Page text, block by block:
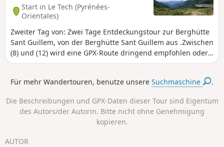
Start in Le Tech (Pyrénées-
Orientales)
Zweiter Tag von: Zwei Tage Entdeckungstour zur Berghütte
Sant Guillem, von der Berghütte Sant Guillem aus .Zwischen
(8) und (12) wird eine GPX-Route dringend empfohlen oder
ein sehr guter Orientierungssinn, trotz sehr guter
2023.Coll de Serre Vernet über einen wunderschönen, sehr
Puig dels Sarraïns.Rückkehr zur Berghütte über einen
schönen Weg, dann über schöne, angenehme Pfade im
Unterholz.Nach einer Pause in der Hütte geht es auf dem
klassischen Weg zurück zum Parkplatz von La Llau.
Für mehr Wandertouren, benutze unsereSuchmaschine .
Die Beschreibungen und GPX-Daten dieser Tour sind Eigentum
des Autors/der Autorin. Bitte nicht ohne Genehmigung
kopieren.
AUTOR